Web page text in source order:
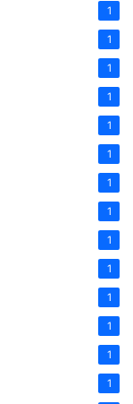
1
1
1
1
1
1
1
1
1
1
1
1
1
1